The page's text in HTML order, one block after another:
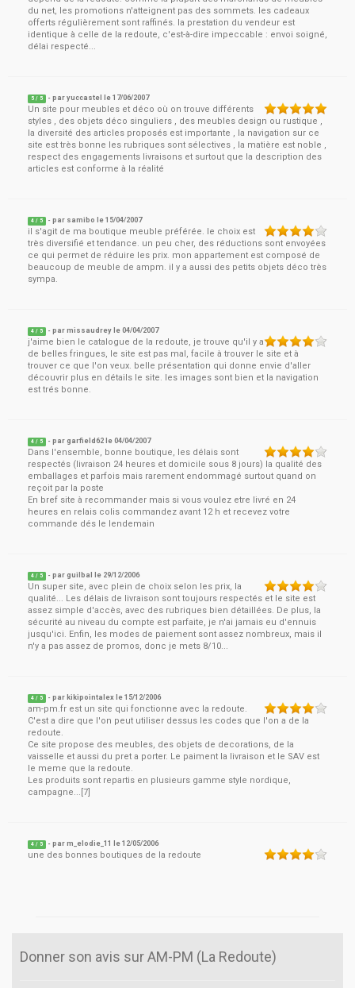
du net, les promotions n'atteignent pas des sommets. les cadeaux
offerts régulièrement sont raffinés. la prestation du vendeur est
identique à celle de la redoute, c'est-à-dire impeccable : envoi soigné,
délai respecté...
5 / 5 - paryuccastel le17/06/2007
Un site pour meubles et déco où on trouve différents
styles , des objets déco singuliers , des meubles design ou rustique ,
la diversité des articles proposés est importante , la navigation sur ce
site est très bonne les rubriques sont sélectives , la matière est noble ,
respect des engagements livraisons et surtout que la description des
articles est conforme à la réalité
4 / 5 - par samibo le15/04/2007
il s'agit de ma boutique meuble préférée. le choix est
très diversifié et tendance. un peu cher, des réductions sont envoyées
ce qui permet de réduire les prix. mon appartement est composé de
beaucoup de meuble de ampm. il y a aussi des petits objets déco très
sympa.
4 / 5 - parmissaudrey le04/04/2007
j'aime bien le catalogue de la redoute, je trouve qu'il y a
de belles fringues, le site est pas mal, facile à trouver le site et à
trouver ce que l'on veux. belle présentation qui donne envie d'aller
découvrir plus en détails le site. les images sont bien et la navigation
est trés bonne.
4 / 5 - pargarfield62 le04/04/2007
Dans l'ensemble, bonne boutique, les délais sont
respectés (livraison 24 heures et domicile sous 8 jours) la qualité des
emballages et parfois mais rarement endommagé surtout quand on
reçoit par la poste
En bref site à recommander mais si vous voulez etre livré en 24
heures en relais colis commandez avant 12 h et recevez votre
commande dés le lendemain
4 / 5 - parguilbal le 29/12/2006
Un super site, avec plein de choix selon les prix, la
qualité... Les délais de livraison sont toujours respectés et le site est
assez simple d'accès, avec des rubriques bien détaillées. De plus, la
sécurité au niveau du compte est parfaite, je n'ai jamais eu d'ennuis
jusqu'ici. Enfin, les modes de paiement sont assez nombreux, mais il
n'y a pas assez de promos, donc je mets 8/10...
4 / 5 - par kikipointalex le15/12/2006
am-pm.fr est un site qui fonctionne avec la redoute.
C'est a dire que l'on peut utiliser dessus les codes que l'on a de la
redoute.
Ce site propose des meubles, des objets de decorations, de la
vaisselle et aussi du pret a porter. Le paiment la livraison et le SAV est
le meme que la redoute.
Les produits sont repartis en plusieurs gamme style nordique,
campagne...[7]
4 / 5 - parm_elodie_11 le12/05/2006
une des bonnes boutiques de la redoute
Donner son avis sur AM-PM (La Redoute)